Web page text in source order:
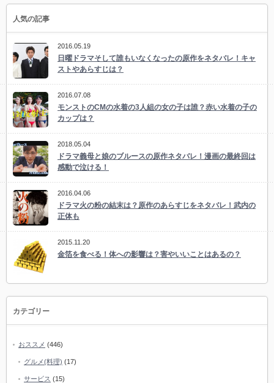
人気の記事
2016.05.19
日曜ドラマそして誰もいなくなったの原作をネタバレ！キャ
ストやあらすじは？
2016.07.08
モンストのCMの水着の3人組の女の子は誰？赤い水着の子の
カップは？
2018.05.04
ドラマ義母と娘のブルースの原作ネタバレ！漫画の最終回は
感動で泣ける！
2016.04.06
ドラマ火の粉の結末は？原作のあらすじをネタバレ！武内の
正体も
2015.11.20
金箔を食べる！体への影響は？害やいいことはあるの？
カテゴリー
おススメ (446)
グルメ(料理) (17)
サービス (15)